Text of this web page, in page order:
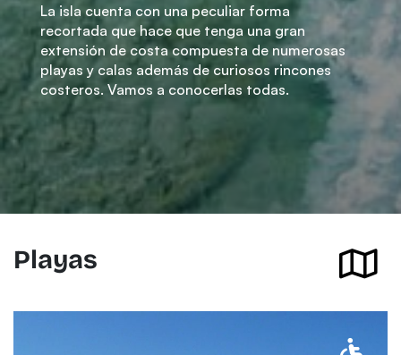
La isla cuenta con una peculiar forma
recortada que hace que tenga una gran
extensión de costa compuesta de numerosas
playas y calas además de curiosos rincones
costeros. Vamos a conocerlas todas.
Playas